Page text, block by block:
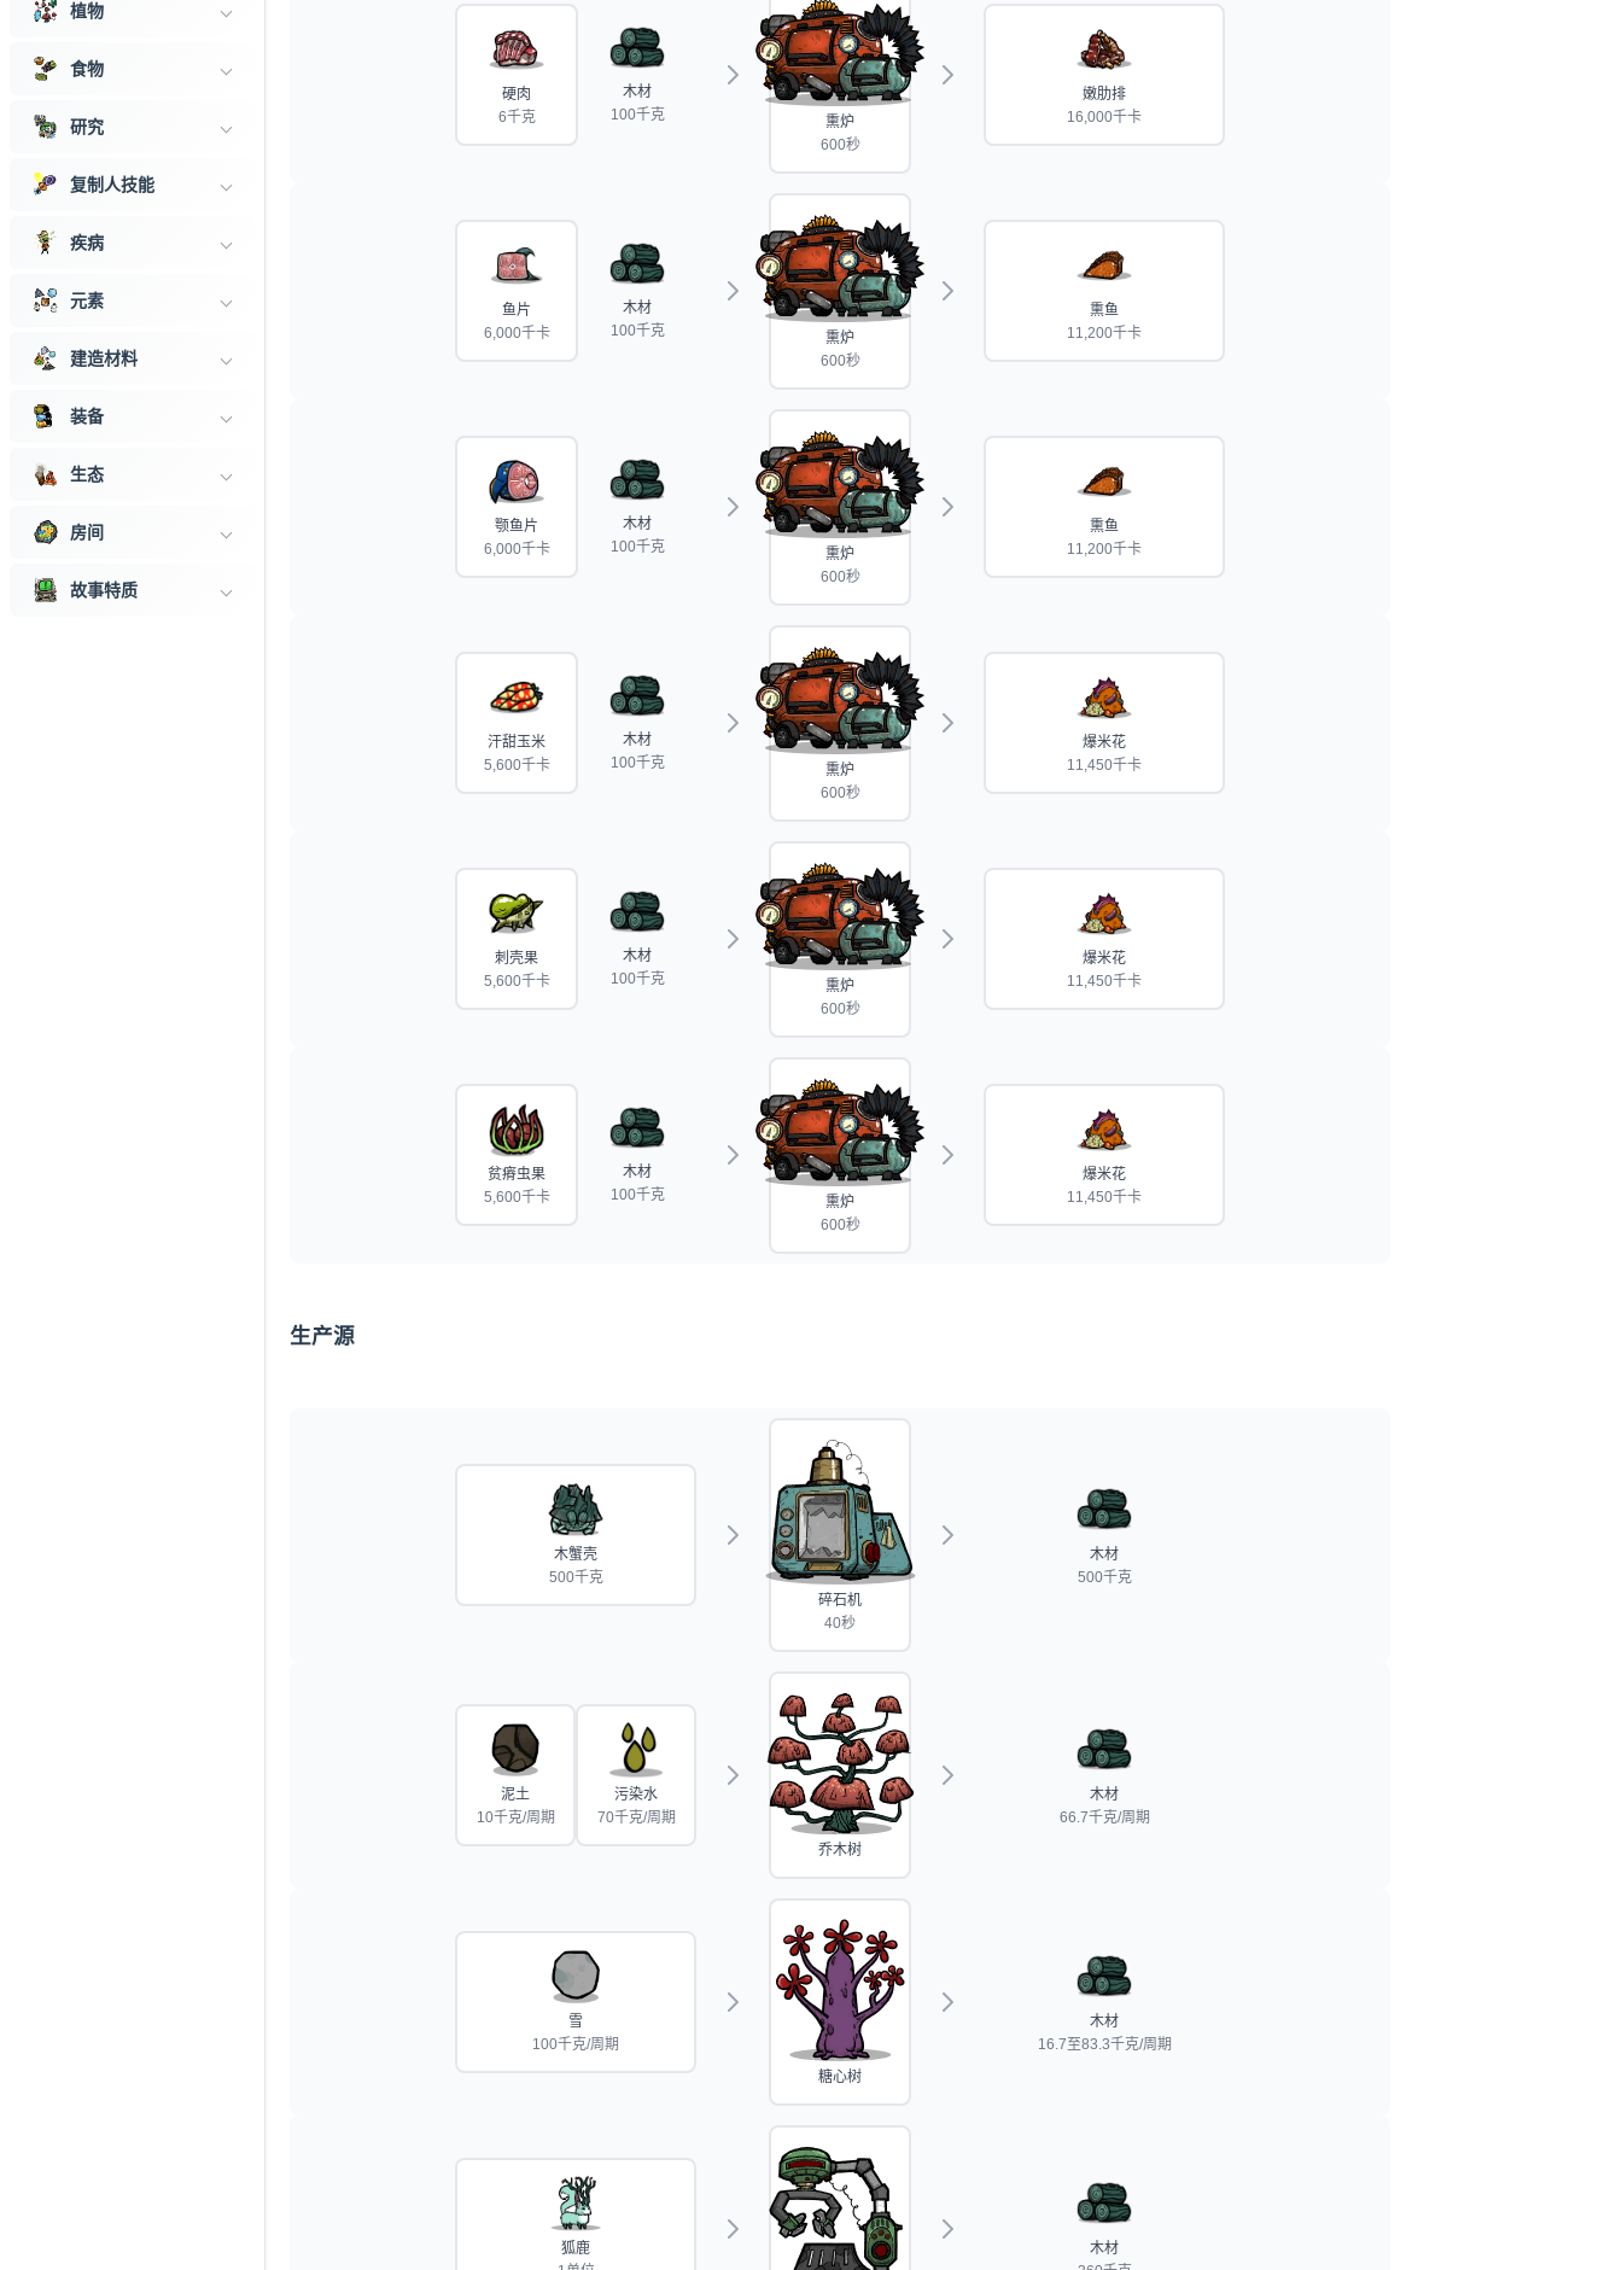
植物
食物
研究
复制人技能
疾病
元素
建造材料
装备
生态
房间
故事特质
硬肉
6千克
木材
100千克
熏炉
600秒
嫩肋排
16,000千卡
鱼片
6,000千卡
木材
100千克
熏炉
600秒
熏鱼
11,200千卡
颚鱼片
6,000千卡
木材
100千克
熏炉
600秒
熏鱼
11,200千卡
汗甜玉米
5,600千卡
木材
100千克
熏炉
600秒
爆米花
11,450千卡
刺壳果
5,600千卡
木材
100千克
熏炉
600秒
爆米花
11,450千卡
贫瘠虫果
5,600千卡
木材
100千克
熏炉
600秒
爆米花
11,450千卡
生产源
木蟹壳
500千克
碎石机
40秒
木材
500千克
泥土
10千克/周期
污染水
70千克/周期
乔木树
木材
66.7千克/周期
雪
100千克/周期
糖心树
木材
16.7至83.3千克/周期
狐鹿
木材